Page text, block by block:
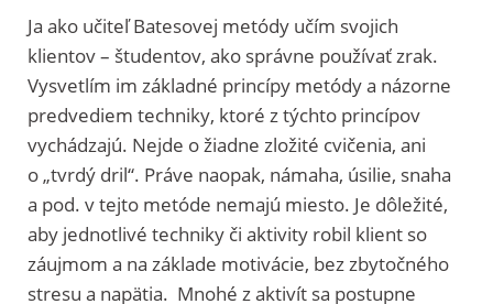
Ja ako učiteľ Batesovej metódy učím svojich
klientov – študentov, ako správne používať zrak.
Vysvetlím im základné princípy metódy a názorne
predvediem techniky, ktoré z týchto princípov
vychádzajú. Nejde o žiadne zložité cvičenia, ani
o „tvrdý dril“. Práve naopak, námaha, úsilie, snaha
a pod. v tejto metóde nemajú miesto. Je dôležité,
aby jednotlivé techniky či aktivity robil klient so
záujmom a na základe motivácie, bez zbytočného
stresu a napätia. Mnohé z aktivít sa postupne